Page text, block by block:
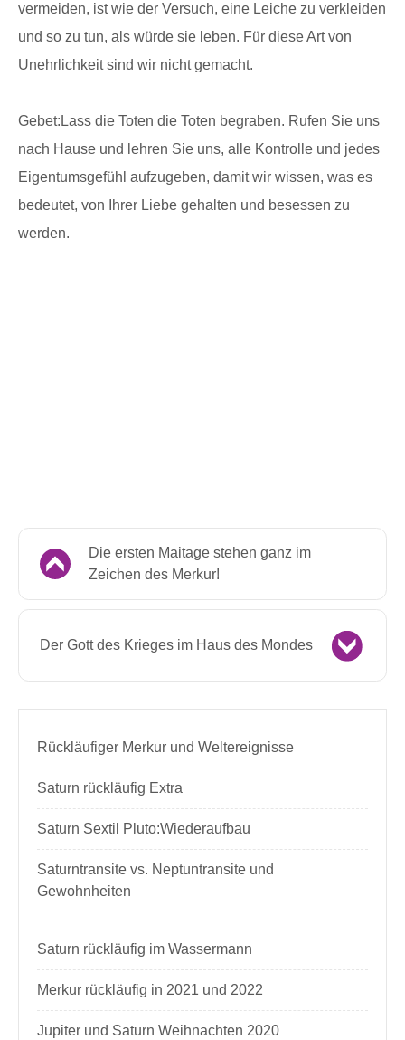
vermeiden, ist wie der Versuch, eine Leiche zu verkleiden
und so zu tun, als würde sie leben. Für diese Art von
Unehrlichkeit sind wir nicht gemacht.
Gebet:Lass die Toten die Toten begraben. Rufen Sie uns
nach Hause und lehren Sie uns, alle Kontrolle und jedes
Eigentumsgefühl aufzugeben, damit wir wissen, was es
bedeutet, von Ihrer Liebe gehalten und besessen zu
werden.
Die ersten Maitage stehen ganz im
Zeichen des Merkur!
Der Gott des Krieges im Haus des Mondes
Rückläufiger Merkur und Weltereignisse
Saturn rückläufig Extra
Saturn Sextil Pluto:Wiederaufbau
Saturntransite vs. Neptuntransite und
Gewohnheiten
Saturn rückläufig im Wassermann
Merkur rückläufig in 2021 und 2022
Jupiter und Saturn Weihnachten 2020